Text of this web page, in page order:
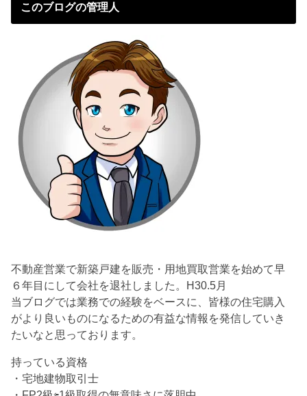
このブログの管理人
不動産営業で新築戸建を販売・用地買取営業を始めて早
６年目にして会社を退社しました。H30.5月
当ブログでは業務での経験をベースに、皆様の住宅購入
がより良いものになるための有益な情報を発信していき
たいなと思っております。
持っている資格
・宅地建物取引士